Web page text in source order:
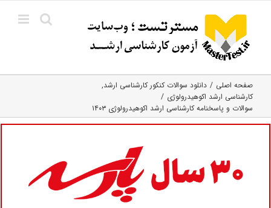
content
صفحه اصلی
دانلود سوالات کنکور کارشناسی ارشد
کارشناسی ارشد اکوهیدرولوژی
سوالات و پاسخنامه کارشناسی ارشد اکوهیدرولوژی ۱۴۰۳